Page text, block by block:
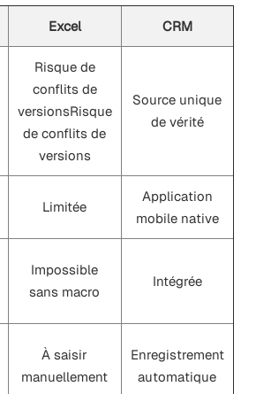
Excel CRM
Risque de
conflits de
versionsRisque
de conflits de
versions
Source unique
de vérité
Limitée
Application
mobile native
Impossible
sans macro
Intégrée
À saisir
manuellement
Enregistrement
automatique